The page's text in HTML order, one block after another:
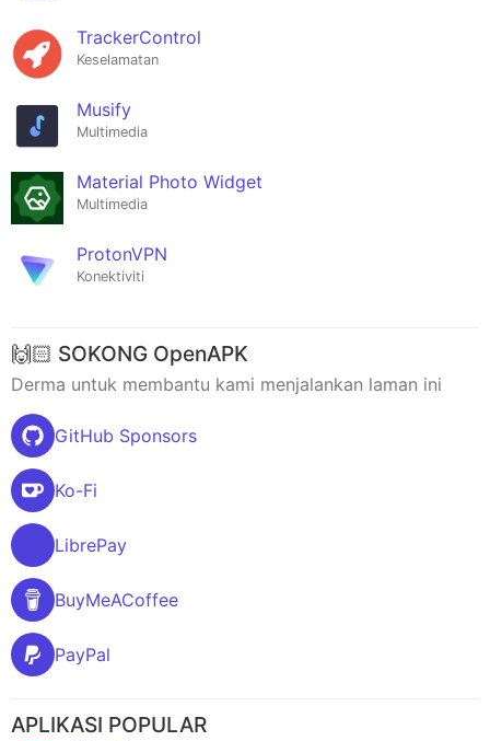
TrackerControl
Keselamatan
Musify
Multimedia
Material Photo Widget
Multimedia
ProtonVPN
Konektiviti
🙌🏻 SOKONG OpenAPK
Derma untuk membantu kami menjalankan laman ini
GitHub Sponsors
Ko-Fi
LibrePay
BuyMeACoffee
PayPal
APLIKASI POPULAR